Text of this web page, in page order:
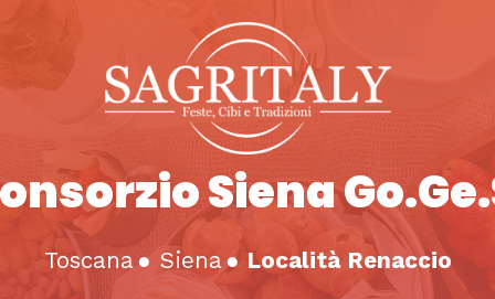
Siena
Toscana● Siena● Località Renaccio